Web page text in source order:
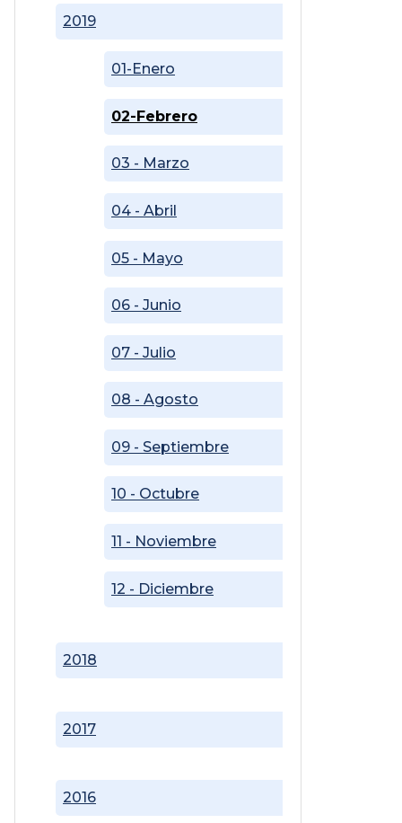
2016
2017
2018
2019
01-Enero
02-Febrero
03 - Marzo
04 - Abril
05 - Mayo
06 - Junio
07 - Julio
08 - Agosto
09 - Septiembre
10 - Octubre
11 - Noviembre
12 - Diciembre